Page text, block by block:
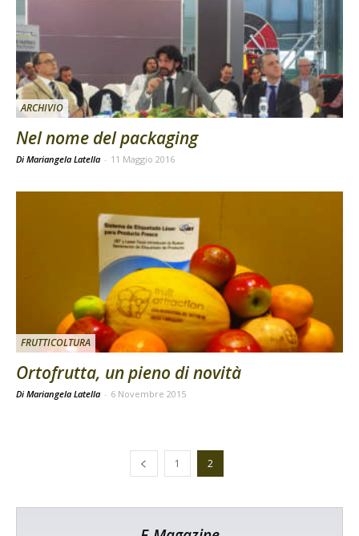
ARCHIVIO
Nel nome del packaging
Di Mariangela Latella - 11 Maggio 2016
FRUTTICOLTURA
Ortofrutta, un pieno di novità
Di Mariangela Latella - 6 Novembre 2015
1 2